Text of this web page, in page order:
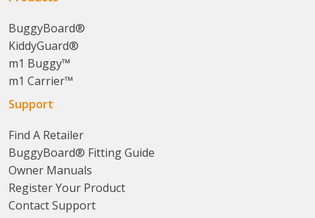
BuggyBoard®
KiddyGuard®
m1 Buggy™
m1 Carrier™
Support
Find A Retailer
BuggyBoard® Fitting Guide
Owner Manuals
Register Your Product
Contact Support